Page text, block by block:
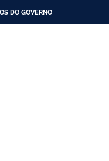
DO GOVERNO